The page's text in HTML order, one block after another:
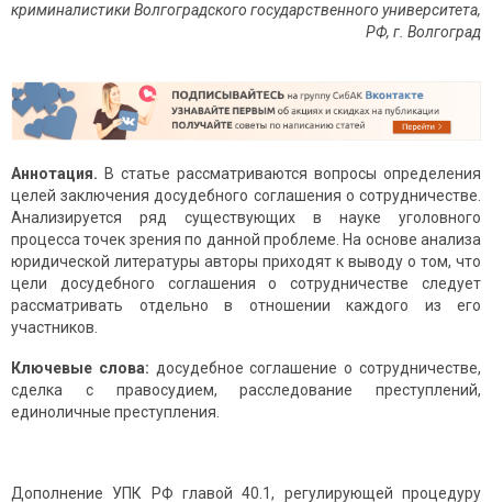
криминалистики Волгоградского государственного университета,
РФ, г. Волгоград
Аннотация. В статье рассматриваются вопросы определения
целей заключения досудебного соглашения о сотрудничестве.
Анализируется ряд существующих в науке уголовного
процесса точек зрения по данной проблеме. На основе анализа
юридической литературы авторы приходят к выводу о том, что
цели досудебного соглашения о сотрудничестве следует
рассматривать отдельно в отношении каждого из его
участников.
Ключевые слова: досудебное соглашение о сотрудничестве,
сделка с правосудием, расследование преступлений,
единоличные преступления.
Дополнение УПК РФ главой 40.1, регулирующей процедуру